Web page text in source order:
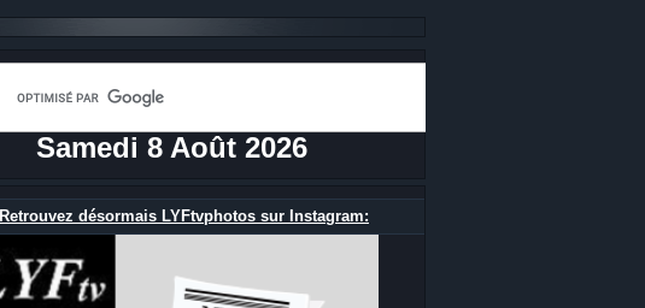
Samedi 8 Août 2026
Retrouvez désormais LYFtvphotos sur Instagram: